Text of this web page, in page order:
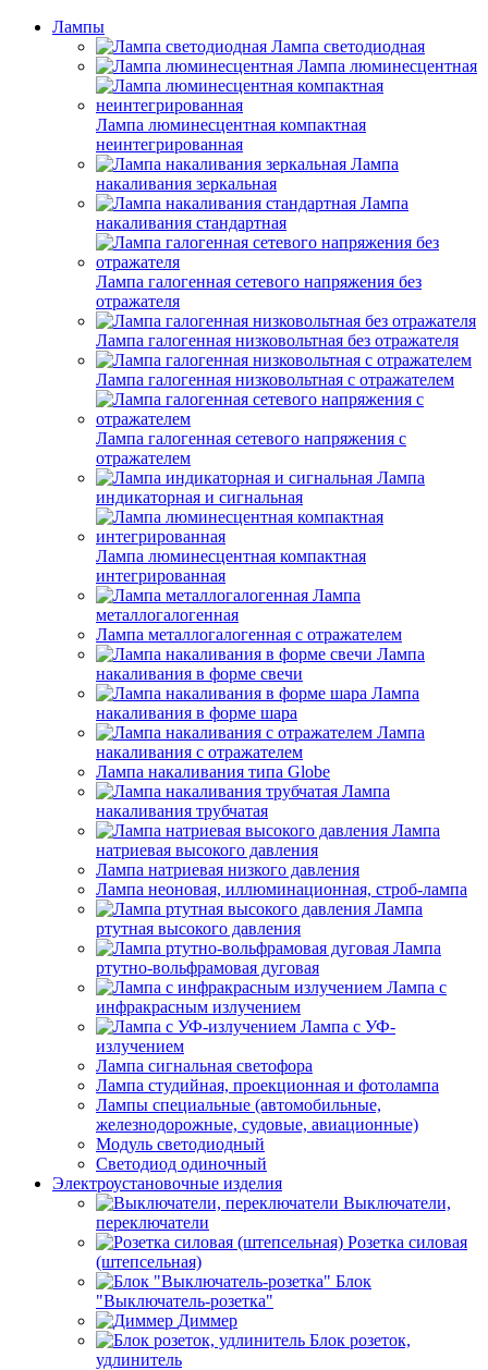
Лампы
Лампа светодиодная
Лампа люминесцентная
Лампа люминесцентная компактная
неинтегрированная
Лампа
накаливания зеркальная
Лампа
накаливания стандартная
Лампа галогенная сетевого напряжения без
отражателя
Лампа галогенная низковольтная без отражателя
Лампа галогенная низковольтная с отражателем
Лампа галогенная сетевого напряжения с
отражателем
Лампа
индикаторная и сигнальная
Лампа люминесцентная компактная
интегрированная
Лампа
металлогалогенная
Лампа металлогалогенная с отражателем
Лампа
накаливания в форме свечи
Лампа
накаливания в форме шара
Лампа
накаливания с отражателем
Лампа накаливания типа Globe
Лампа
накаливания трубчатая
Лампа
натриевая высокого давления
Лампа натриевая низкого давления
Лампа неоновая, иллюминационная, строб-лампа
Лампа
ртутная высокого давления
Лампа
ртутно-вольфрамовая дуговая
Лампа с
инфракрасным излучением
Лампа с УФ-
излучением
Лампа сигнальная светофора
Лампа студийная, проекционная и фотолампа
Лампы специальные (автомобильные,
железнодорожные, судовые, авиационные)
Модуль светодиодный
Светодиод одиночный
Электроустановочные изделия
Выключатели,
переключатели
Розетка силовая
(штепсельная)
Блок
"Выключатель-розетка"
Диммер
Блок розеток,
удлинитель